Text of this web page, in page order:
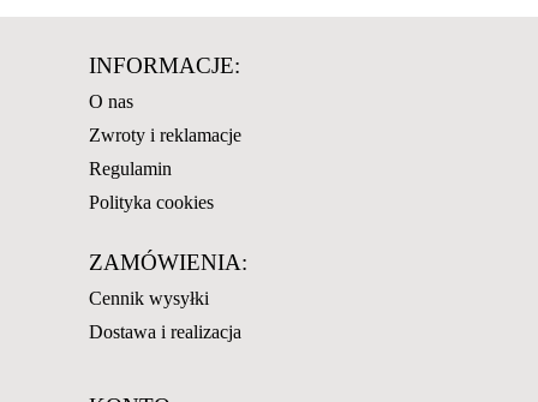
INFORMACJE:
O nas
Zwroty i reklamacje
Regulamin
Polityka cookies
ZAMÓWIENIA:
Cennik wysyłki
Dostawa i realizacja